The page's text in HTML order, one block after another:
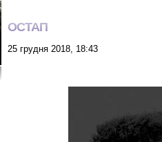
ОСТАП
25 грудня 2018, 18:43